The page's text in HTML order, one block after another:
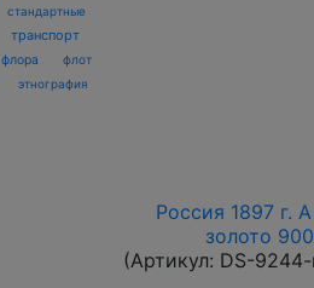
стандартные
транспорт
флора
флот
этнография
Россия 1897 г.
золото
(Артикул: DS-